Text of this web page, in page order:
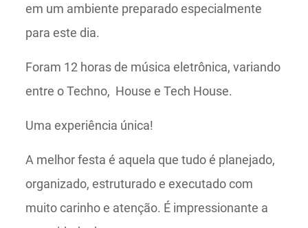
em um ambiente preparado especialmente
para este dia.
Foram 12 horas de música eletrônica, variando
entre o Techno, House e Tech House.
Uma experiência única!
A melhor festa é aquela que tudo é planejado,
organizado, estruturado e executado com
muito carinho e atenção. É impressionante a